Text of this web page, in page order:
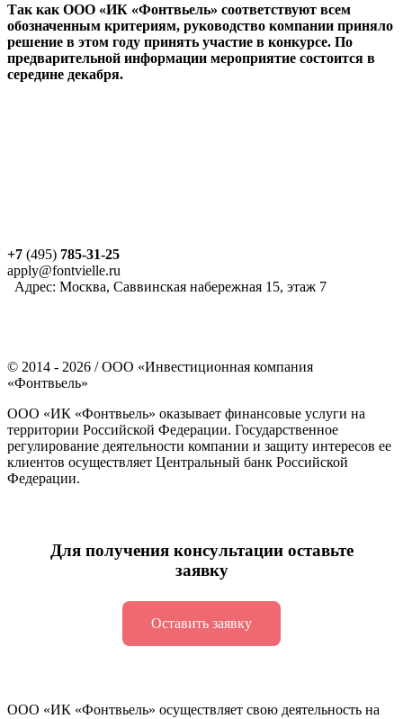
Так как ООО «ИК «Фонтвьель» соответствуют всем
обозначенным критериям, руководство компании приняло
решение в этом году принять участие в конкурсе. По
предварительной информации мероприятие состоится в
середине декабря.
+7 (495) 785-31-25
apply@fontvielle.ru
Адрес: Москва, Саввинская набережная 15, этаж 7
© 2014 - 2026 / ООО «Инвестиционная компания
«Фонтвьель»
ООО «ИК «Фонтвьель» оказывает финансовые услуги на
территории Российской Федерации. Государственное
регулирование деятельности компании и защиту интересов ее
клиентов осуществляет Центральный банк Российской
Федерации.
Для получения консультации оставьте
заявку
Оставить заявку
ООО «ИК «Фонтвьель» осуществляет свою деятельность на